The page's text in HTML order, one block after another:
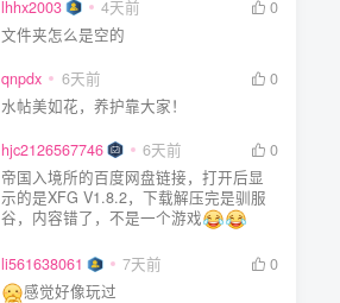
lhhx2003 4天前
0
文件夹怎么是空的
qnpdx 6天前
0
水帖美如花，养护靠大家！
hjc2126567746 6天前
0
帝国入境所的百度网盘链接，打开后显
示的是XFG V1.8.2，下载解压完是驯服
谷，内容错了，不是一个游戏
li561638061 7天前
0
感觉好像玩过